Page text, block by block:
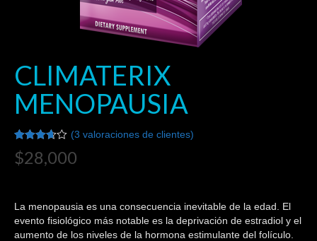
Circulacion y purificacion de la sangre
Ropa para hombre y mujer
Juegos y accesorios
Calculos
Diabetes
Efectuar Compra
CLIMATERIX
MENOPAUSIA
Valorado
3.67
sobre 5
de
clientes
(3 valoraciones de clientes)
$28,000
La menopausia es una consecuencia inevitable de la edad. El
evento fisiológico más notable es la deprivación de estradiol y el
aumento de los niveles de la hormona estimulante del folículo.